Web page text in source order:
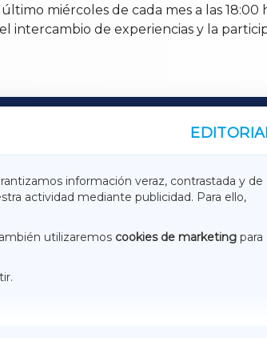
miércoles de cada mes a las 18:00
intercambio de experiencias y la
información veraz, contrastada y de
actividad mediante publicidad. Para ello,
utilizaremos cookies de marketing para
TERRACHAXA
ACORUÑAXA